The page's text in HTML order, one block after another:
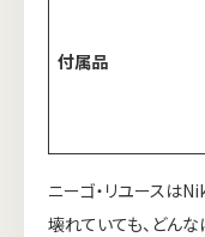
付属品
ニーゴ・リユースは
壊れていても、どん